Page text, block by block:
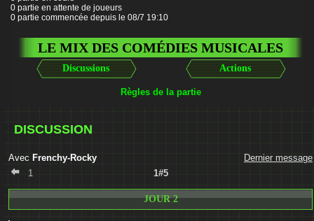
0 partie en attente de joueurs
0 partie commencée depuis le 08/7 19:10
LE MIX DES COMÉDIES MUSICALES
Discussions Actions
Règles de la partie
DISCUSSION
Dernier message
Avec Frenchy-Rocky
1
1#5
JOUR 2